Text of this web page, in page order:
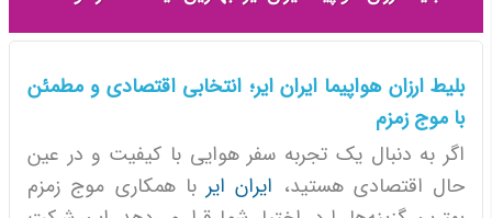
بلیط ارزان هواپیما ایران ایر؛ انتخابی اقتصادی و مطمئن
با موج زمزم
اگر به دنبال یک تجربه سفر هوایی با کیفیت و در عین
حال اقتصادی هستید، ایران ایر با همکاری موج زمزم